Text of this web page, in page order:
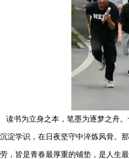
读书为立身之本，笔墨为逐梦之舟
沉淀学识，在日夜坚守中淬炼风骨。
劳，皆是青春最厚重的铺垫，是人生